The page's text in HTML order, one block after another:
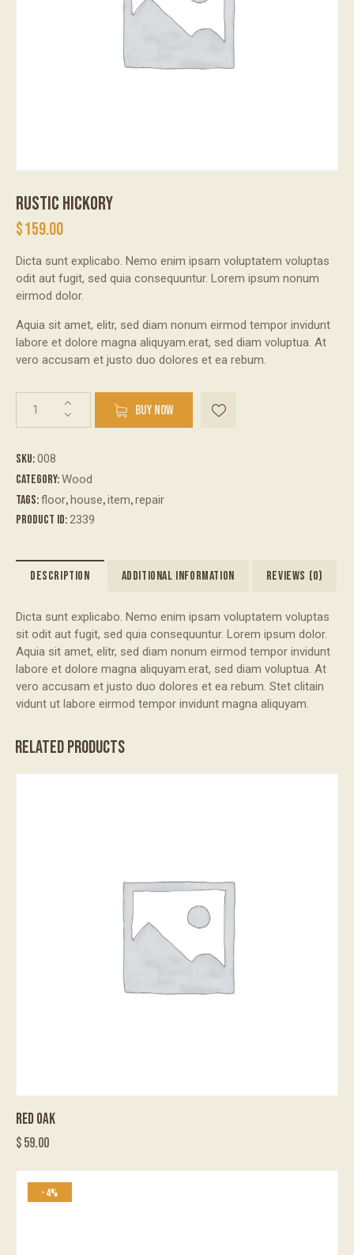
RUSTIC HICKORY
$159.00
Dicta sunt explicabo. Nemo enim ipsam voluptatem voluptas
odit aut fugit, sed quia consequuntur. Lorem ipsum nonum
eirmod dolor.
Aquia sit amet, elitr, sed diam nonum eirmod tempor invidunt
labore et dolore magna aliquyam.erat, sed diam voluptua. At
vero accusam et justo duo dolores et ea rebum.
BUY NOW
SKU:008
Category:Wood
Tags:floor,house,item,repair
Product ID:2339
DESCRIPTION ADDITIONAL INFORMATION REVIEWS (0)
Dicta sunt explicabo. Nemo enim ipsam voluptatem voluptas
sit odit aut fugit, sed quia consequuntur. Lorem ipsum dolor.
Aquia sit amet, elitr, sed diam nonum eirmod tempor invidunt
labore et dolore magna aliquyam.erat, sed diam voluptua. At
vero accusam et justo duo dolores et ea rebum. Stet clitain
vidunt ut labore eirmod tempor invidunt magna aliquyam.
RELATED PRODUCTS
RED OAK
$59.00
-4%